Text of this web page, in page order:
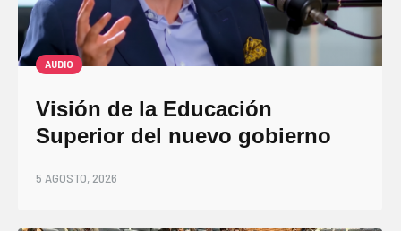
AUDIO
Visión de la Educación
Superior del nuevo gobierno
5 AGOSTO, 2026